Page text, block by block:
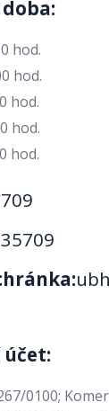
hod.
hod.
hod.
hod.
hod.
0100;